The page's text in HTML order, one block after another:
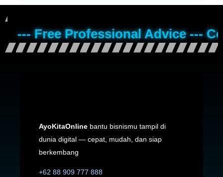
--- Free Professional Advice ---
AyoKitaOnlinebantu bisnismu tampil di
dunia digital — cepat, mudah, dan siap
berkembang
+62 88 909 777 888